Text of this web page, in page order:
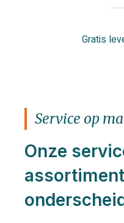
Gratis
Service op
Onze